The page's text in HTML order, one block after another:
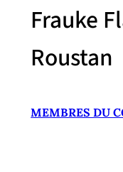
Frauke
Roustan
MEMBRES DU